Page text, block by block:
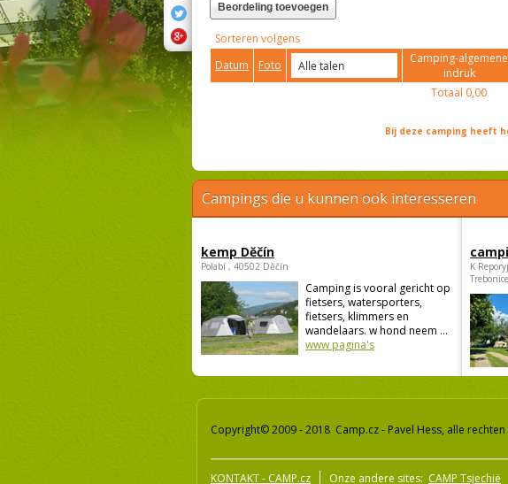
Beordeling toevoegen
Sorteren volgens
Datum
Foto
Camping-algemene
indruk
Totaal 0,00
Bij deze camping heeft
Campings die u kunnen ook interesseren
kemp Děčín
Polabí , 40502 Děčín
Camping is vooral gericht op
fietsers, watersporters,
fietsers, klimmers en
wandelaars. w hond neem ...
www pagina's
K
Trebonice
Copyright© 2009 - 2018 Camp.cz - Pavel Hess, alle
KONTAKT - CAMP.cz Onze andere sites: CAMP Tsjechië